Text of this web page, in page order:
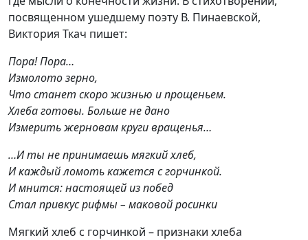
посвященном ушедшему поэту В. Пинаевской,
Виктория Ткач пишет:
Пора! Пора…
Измолото зерно,
Что станет скоро жизнью и прощеньем.
Хлеба готовы. Больше не дано
Измерить жерновам круги вращенья…
…И ты не принимаешь мягкий хлеб,
И каждый ломоть кажется с горчинкой.
И мнится: настоящей из побед
Стал привкус рифмы – маковой росинки
Мягкий хлеб с горчинкой – признаки хлеба